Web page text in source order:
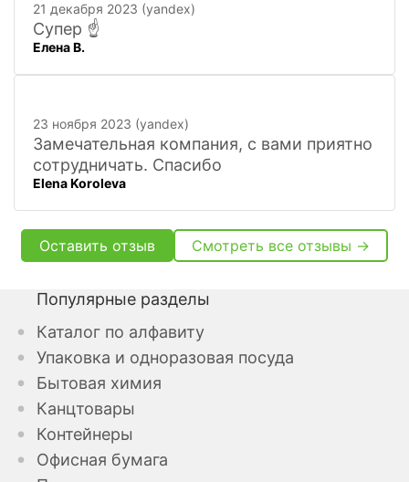
искать
21 декабря 2023 (yandex)
Супер ☝️
Елена В.
23 ноября 2023 (yandex)
Замечательная компания, с вами приятно
сотрудничать. Спасибо
Elena Koroleva
Оставить отзыв Смотреть все отзывы →
Популярные разделы
Каталог по алфавиту
Упаковка и одноразовая посуда
Бытовая химия
Канцтовары
Контейнеры
Офисная бумага